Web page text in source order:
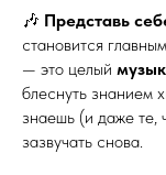
🎶 Представь
становится
— это целый
блеснуть знанием
знаешь (и даже те,
зазвучать снова.